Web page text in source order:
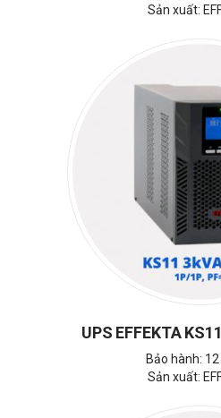
Sản xuất:
UPS EFFEKTA
Bảo hành:
Sản xuất: